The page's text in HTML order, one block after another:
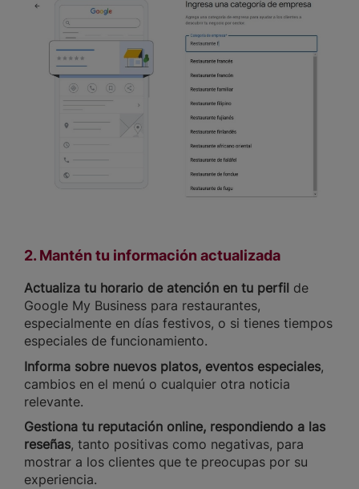
2. Mantén tu información actualizada
Actualiza tu horario de atención en tu perfil de
Google My Business para restaurantes,
especialmente en días festivos, o si tienes tiempos
especiales de funcionamiento.
Informa sobre nuevos platos, eventos especiales,
cambios en el menú o cualquier otra noticia
relevante.
Gestiona tu reputación online, respondiendo a las
reseñas, tanto positivas como negativas, para
mostrar a los clientes que te preocupas por su
experiencia.